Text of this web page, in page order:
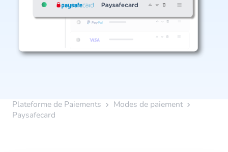
Plateforme de Paiements
Modes de paiement
Paysafecard